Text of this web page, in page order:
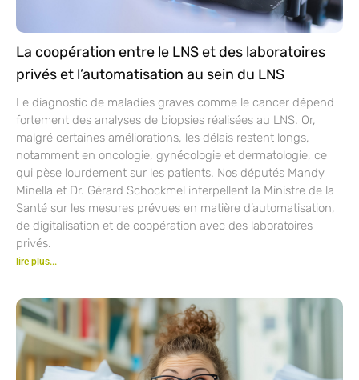
La coopération entre le LNS et des laboratoires
privés et l’automatisation au sein du LNS
Le diagnostic de maladies graves comme le cancer dépend
fortement des analyses de biopsies réalisées au LNS. Or,
malgré certaines améliorations, les délais restent longs,
notamment en oncologie, gynécologie et dermatologie, ce
qui pèse lourdement sur les patients. Nos députés Mandy
Minella et Dr. Gérard Schockmel interpellent la Ministre de la
Santé sur les mesures prévues en matière d’automatisation,
de digitalisation et de coopération avec des laboratoires
privés.
lire plus...